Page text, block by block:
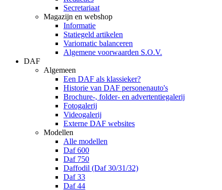
Secretariaat
Magazijn en webshop
Informatie
Statiegeld artikelen
Variomatic balanceren
Algemene voorwaarden S.O.V.
DAF
Algemeen
Een DAF als klassieker?
Historie van DAF personenauto's
Brochure-, folder- en advertentiegalerij
Fotogalerij
Videogalerij
Externe DAF websites
Modellen
Alle modellen
Daf 600
Daf 750
Daffodil (Daf 30/31/32)
Daf 33
Daf 44